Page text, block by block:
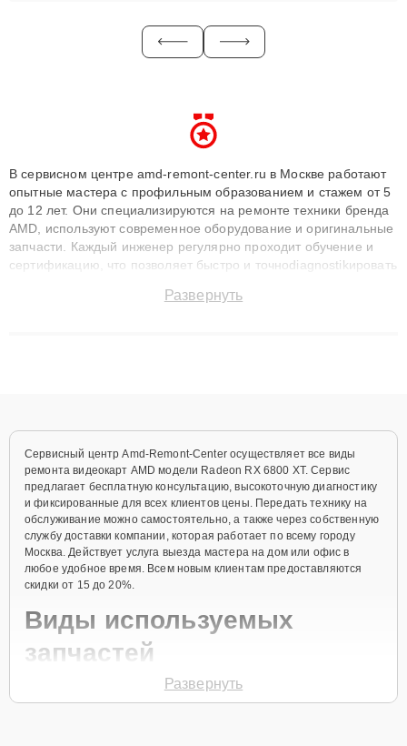
В сервисном центре amd-remont-center.ru в Москве работают
опытные мастера с профильным образованием и стажем от 5
до 12 лет. Они специализируются на ремонте техники бренда
AMD, используют современное оборудование и оригинальные
запчасти. Каждый инженер регулярно проходит обучение и
сертификацию, что позволяет быстро и точноdiagnostikировать
до 3 лет. Наши мастера решают сложные случаи: от замены
Развернуть
Сервисный центр Amd-Remont-Center осуществляет все виды
ремонта видеокарт AMD модели Radeon RX 6800 XT. Сервис
предлагает бесплатную консультацию, высокоточную диагностику
и фиксированные для всех клиентов цены. Передать технику на
обслуживание можно самостоятельно, а также через собственную
службу доставки компании, которая работает по всему городу
Москва. Действует услуга выезда мастера на дом или офис в
любое удобное время. Всем новым клиентам предоставляются
скидки от 15 до 20%.
Виды используемых
запчастей
Для ремонта видеокарты модели Radeon RX 6800 XT
Развернуть